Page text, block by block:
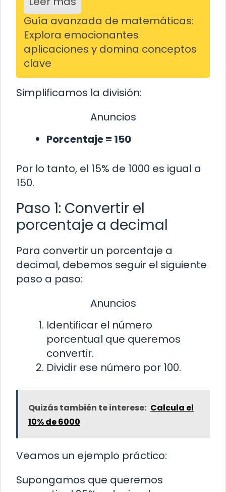
Guía avanzada de matemáticas:
Explora emocionantes
aplicaciones y domina conceptos
clave
Simplificamos la división:
Anuncios
Porcentaje = 150
Por lo tanto, el 15% de 1000 es igual a
150.
Paso 1: Convertir el
porcentaje a decimal
Para convertir un porcentaje a
decimal, debemos seguir el siguiente
paso a paso:
Anuncios
Identificar el número
porcentual que queremos
convertir.
Dividir ese número por 100.
Quizás también te interese: Calcula el
10% de 6000
Veamos un ejemplo práctico:
Supongamos que queremos